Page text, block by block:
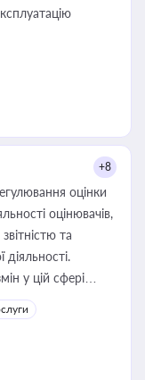
+8
оцінки
оцінювачів,
та
у цій сфері
юриста або
оренди
перевірки